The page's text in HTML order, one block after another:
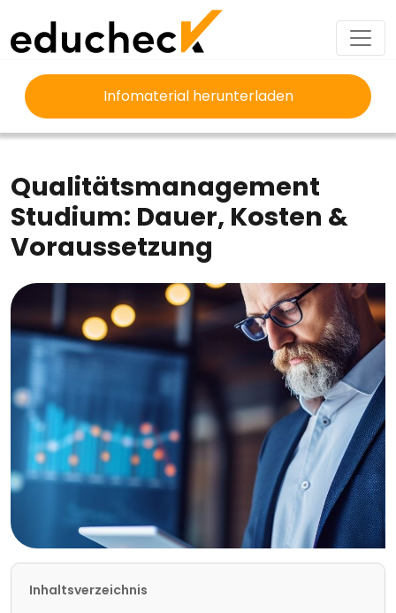
Infomaterial herunterladen
EDUCHECK
STUDIUM
QUALITÄTSMANAGEMENT STUDIUM
Qualitätsmanagement
Studium: Dauer, Kosten &
Voraussetzung
Inhaltsverzeichnis